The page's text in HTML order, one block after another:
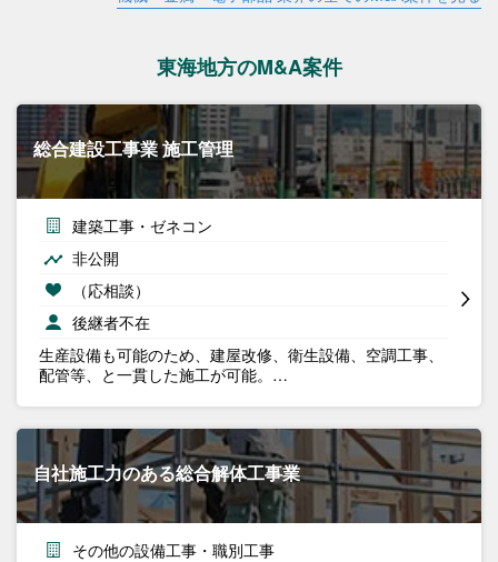
東海地方のM&A案件
総合建設工事業 施工管理
建築工事・ゼネコン
非公開
（応相談）
後継者不在
生産設備も可能のため、建屋改修、衛生設備、空調工事、
配管等、と一貫した施工が可能。…
自社施工力のある総合解体工事業
その他の設備工事・職別工事